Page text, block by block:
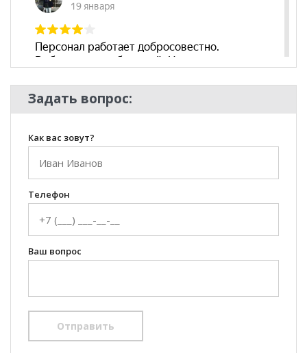
Современный
Комната
Задать вопрос:
Как вас зовут?
Телефон
Ваш вопрос
Отправить